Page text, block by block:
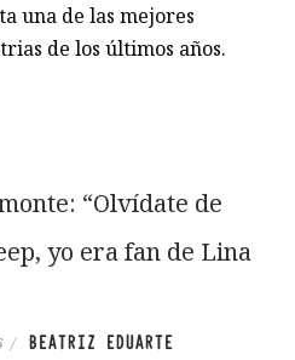
una de las mejores
de los últimos años.
“Olvídate de
yo era fan de Lina
/ BEATRIZ EDUARTE